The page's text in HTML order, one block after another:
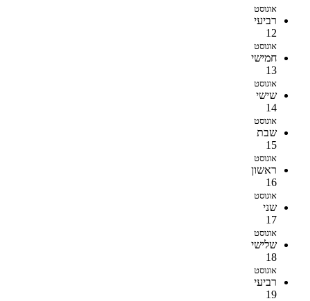
אוגוסט
רביעי
12
אוגוסט
חמישי
13
אוגוסט
שישי
14
אוגוסט
שבת
15
אוגוסט
ראשון
16
אוגוסט
שני
17
אוגוסט
שלישי
18
אוגוסט
רביעי
19